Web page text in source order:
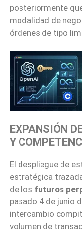
posteriormente
modalidad de
órdenes de tipo
EXPANSIÓN
Y
El despliegue de
estratégica
de los futuros
pasado 4 de junio
intercambio
volumen de